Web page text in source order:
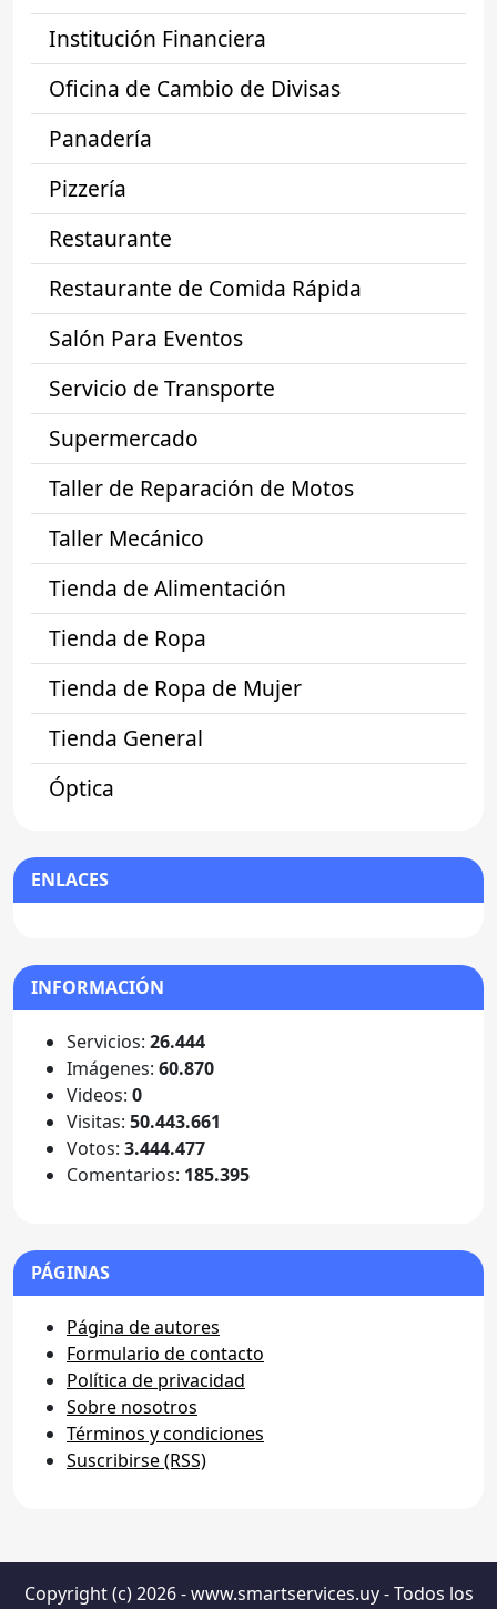
Institución Financiera
Oficina de Cambio de Divisas
Panadería
Pizzería
Restaurante
Restaurante de Comida Rápida
Salón Para Eventos
Servicio de Transporte
Supermercado
Taller de Reparación de Motos
Taller Mecánico
Tienda de Alimentación
Tienda de Ropa
Tienda de Ropa de Mujer
Tienda General
Óptica
ENLACES
INFORMACIÓN
Servicios: 26.444
Imágenes: 60.870
Videos: 0
Visitas: 50.443.661
Votos: 3.444.477
Comentarios: 185.395
PÁGINAS
Página de autores
Formulario de contacto
Política de privacidad
Sobre nosotros
Términos y condiciones
Suscribirse (RSS)
Copyright (c) 2026 - www.smartservices.uy - Todos los